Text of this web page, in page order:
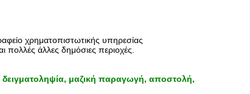
χρηματοπιστωτικής υπηρεσίας
πολλές άλλες δημόσιες περιοχές.
μαζική παραγωγή, αποστολή,